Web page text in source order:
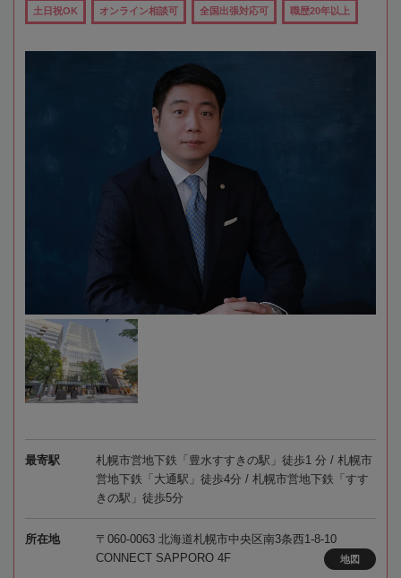
土日祝OK オンライン相談可 全国出張対応可 職歴20年以上
最寄駅
札幌市営地下鉄「豊水すすきの駅」徒歩1 分 / 札幌市
営地下鉄「大通駅」徒歩4分 / 札幌市営地下鉄「すす
きの駅」徒歩5分
所在地
〒060-0063 北海道札幌市中央区南3条西1-8-10
CONNECT SAPPORO 4F
地図